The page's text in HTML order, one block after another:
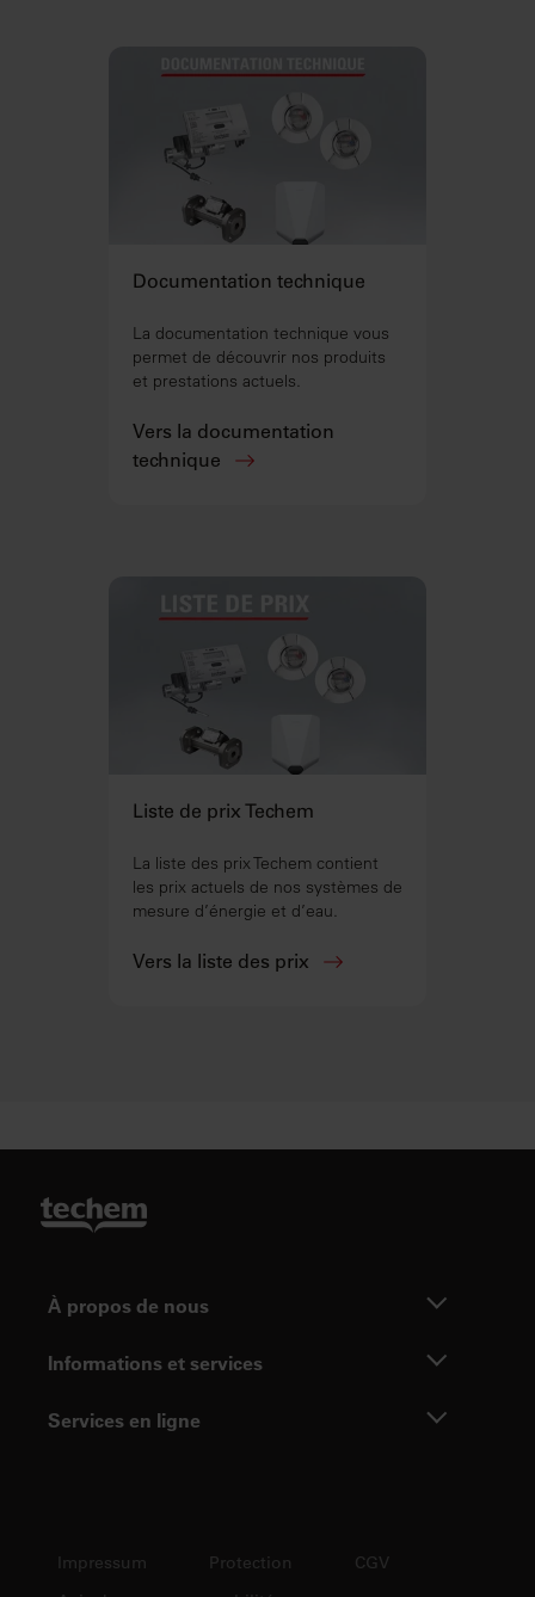
Documentation technique
La documentation technique vous
permet de découvrir nos produits
et prestations actuels.
Vers la documentation
technique
Liste de prix Techem
La liste des prix Techem contient
les prix actuels de nos systèmes de
mesure d’énergie et d’eau.
Vers la liste des prix
À propos de nous
Informations et services
Services en ligne
Impressum Protection
CGV